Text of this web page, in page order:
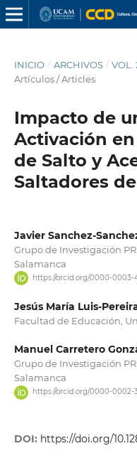
INICIO / ARCHIVOS / VOL.
Artículos / Articles
Impacto de
Activación
de Salto y
Saltadores
Javier Sanchez-
Grupo de Investigación
Salamanca
https://orcid.org/0000-0003-
Jesús María Luis-
Facultad de Educación,
Manuel Carretero
Grupo de Investigación
Salamanca
https://orcid.org/0000-0002-
DOI: https://doi.org/